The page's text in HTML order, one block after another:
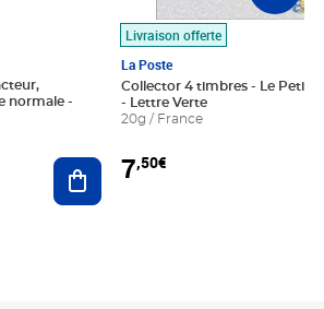
Ajouter au panier
Livraison offerte
La Poste
Collector 4 timbres - Le Petit
- Lettre Verte
20g / France
7,50€